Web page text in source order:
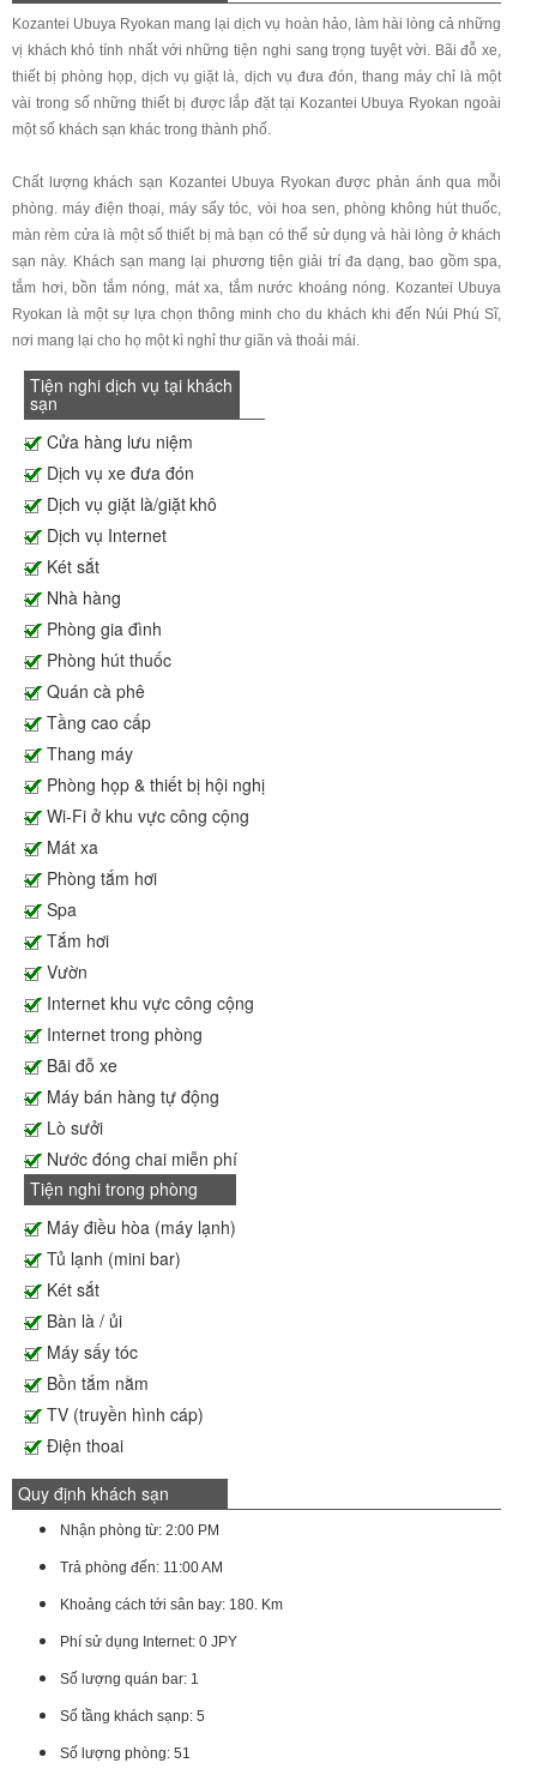
Kozantei Ubuya Ryokan mang lại dịch vụ hoàn hảo, làm hài lòng cả những
vị khách khó tính nhất với những tiện nghi sang trọng tuyệt vời. Bãi đỗ xe,
thiết bị phòng họp, dịch vụ giặt là, dịch vụ đưa đón, thang máy chỉ là một
vài trong số những thiết bị được lắp đặt tại Kozantei Ubuya Ryokan ngoài
một số khách sạn khác trong thành phố.
Chất lượng khách sạn Kozantei Ubuya Ryokan được phản ánh qua mỗi
phòng. máy điện thoại, máy sấy tóc, vòi hoa sen, phòng không hút thuốc,
màn rèm cửa là một số thiết bị mà bạn có thể sử dụng và hài lòng ở khách
sạn này. Khách sạn mang lại phương tiện giải trí đa dạng, bao gồm spa,
tắm hơi, bồn tắm nóng, mát xa, tắm nước khoáng nóng. Kozantei Ubuya
Ryokan là một sự lựa chọn thông minh cho du khách khi đến Núi Phú Sĩ,
nơi mang lại cho họ một kì nghỉ thư giãn và thoải mái.
Tiện nghi dịch vụ tại khách
sạn
Cửa hàng lưu niệm
Dịch vụ xe đưa đón
Dịch vụ giặt là/giặt khô
Dịch vụ Internet
Két sắt
Nhà hàng
Phòng gia đình
Phòng hút thuốc
Quán cà phê
Tầng cao cấp
Thang máy
Phòng họp & thiết bị hội nghị
Wi-Fi ở khu vực công cộng
Mát xa
Phòng tắm hơi
Spa
Tắm hơi
Vườn
Internet khu vực công cộng
Internet trong phòng
Bãi đỗ xe
Máy bán hàng tự động
Lò sưởi
Nước đóng chai miễn phí
Tiện nghi trong phòng
Máy điều hòa (máy lạnh)
Tủ lạnh (mini bar)
Két sắt
Bàn là / ủi
Máy sấy tóc
Bồn tắm nằm
TV (truyền hình cáp)
Điện thoai
Quy định khách sạn
Nhận phòng từ: 2:00 PM
Trả phòng đến: 11:00 AM
Khoảng cách tới sân bay: 180. Km
Phí sử dụng Internet: 0 JPY
Số lượng quán bar: 1
Số tầng khách sạnp: 5
Số lượng phòng: 51